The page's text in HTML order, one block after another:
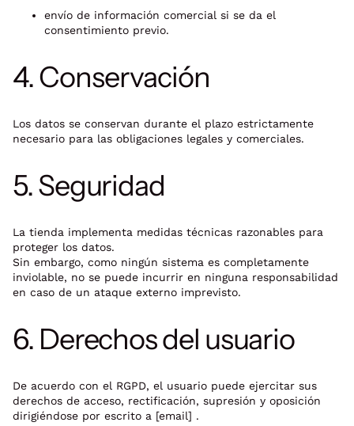
envío de información comercial si se da el
consentimiento previo.
4. Conservación
Los datos se conservan durante el plazo estrictamente
necesario para las obligaciones legales y comerciales.
5. Seguridad
La tienda implementa medidas técnicas razonables para
proteger los datos.
Sin embargo, como ningún sistema es completamente
inviolable, no se puede incurrir en ninguna responsabilidad
en caso de un ataque externo imprevisto.
6. Derechos del usuario
De acuerdo con el RGPD, el usuario puede ejercitar sus
derechos de acceso, rectificación, supresión y oposición
dirigiéndose por escrito a [email] .